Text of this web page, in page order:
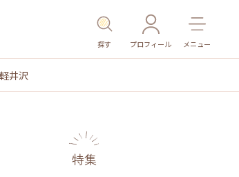
探す プロフィール メニュー
軽井沢
特集